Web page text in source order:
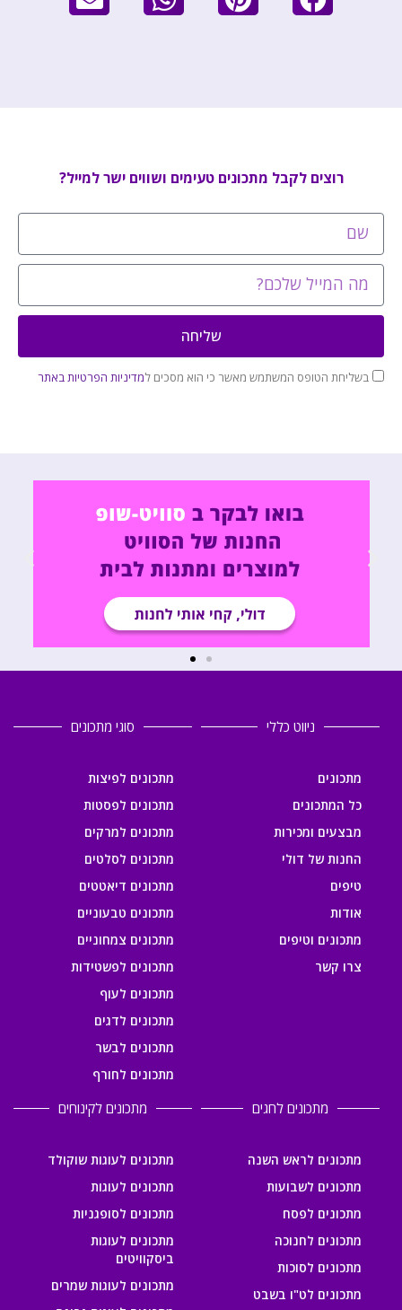
רוצים לקבל מתכונים טעימים ושווים ישר למייל?
בשליחת הטופס המשתמש מאשר כי הוא מסכים למדיניות הפרטיות באתר
שליחה
ניווט כללי
מתכונים
כל המתכונים
מבצעים ומכירות
החנות של דולי
טיפים
אודות
מתכונים וטיפים
צרו קשר
סוגי מתכונים
מתכונים לפיצות
מתכונים לפסטות
מתכונים למרקים
מתכונים לסלטים
מתכונים דיאטטים
מתכונים טבעוניים
מתכונים צמחוניים
מתכונים לפשטידות
מתכונים לעוף
מתכונים לדגים
מתכונים לבשר
מתכונים לחורף
מתכונים לחגים
מתכונים לראש השנה
מתכונים לשבועות
מתכונים לפסח
מתכונים לחנוכה
מתכונים לסוכות
מתכונים לט"ו בשבט
מתכונים לקינוחים
מתכונים לעוגות שוקולד
מתכונים לעוגות
מתכונים לסופגניות
מתכונים לעוגות
ביסקוויטים
מתכונים לעוגות שמרים